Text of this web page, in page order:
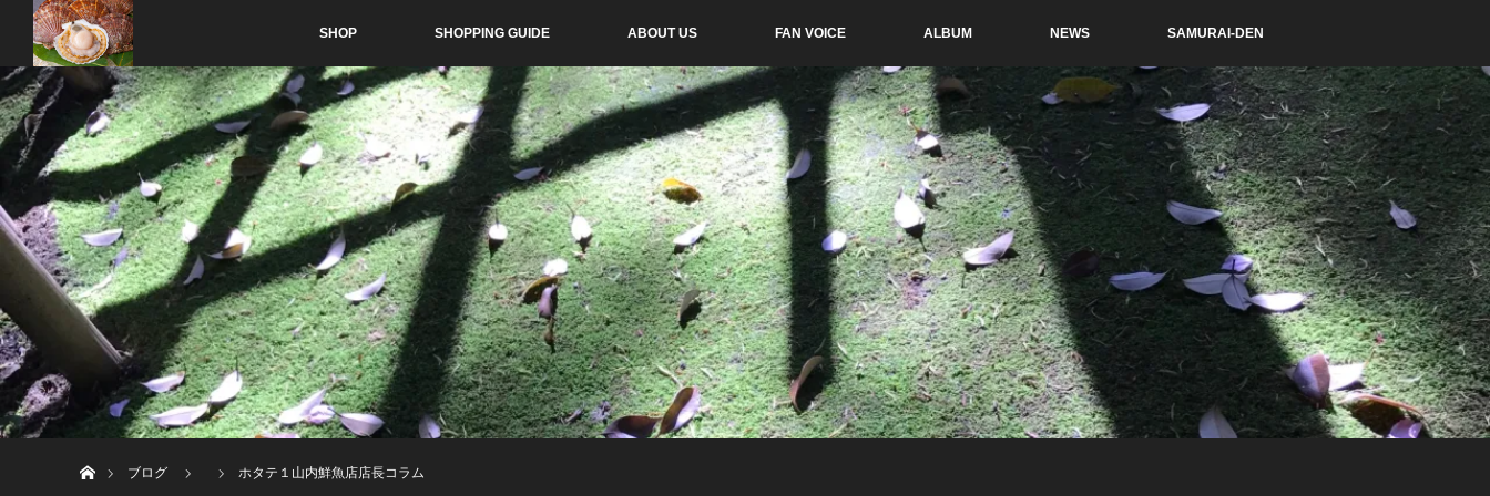
SHOP SHOPPING GUIDE ABOUT US FAN VOICE ALBUM NEWS SAMURAI-DEN
ブログ
ホタテ１山内鮮魚店店長コラム